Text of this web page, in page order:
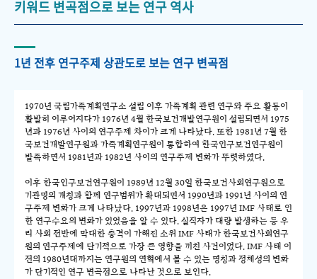
키워드 변곡점으로 보는 연구 역사
1년 전후 연구주제 상관도로 보는 연구 변곡점
1970년 국립가족계획연구소 설립 이후 가족계획 관련 연구와 주요 활동이
활발히 이루어지다가 1976년 4월 한국보건개발연구원이 설립되면서 1975
년과 1976년 사이의 연구주제 차이가 크게 나타났다. 또한 1981년 7월 한
국보건개발연구원과 가족계획연구원이 통합하여 한국인구보건연구원이
발족하면서 1981년과 1982년 사이의 연구주제 변화가 뚜렷하였다.
이후 한국인구보건연구원이 1989년 12월 30일 한국보건사회연구원으로
기관명의 개칭과 함께 연구범위가 확대되면서 1990년과 1991년 사이의 연
구주제 변화가 크게 나타났다. 1997년과 1998년은 1997년 IMF 사태로 인
한 연구수요의 변화가 있었음을 알 수 있다. 실직자가 대량 발생하는 등 우
리 사회 전반에 막대한 충격이 가해진 소위 IMF 사태가 한국보건사회연구
원의 연구주제에 단기적으로 가장 큰 영향을 끼친 사건이었다. IMF 사태 이
전의 1980년대까지는 연구원의 연혁에서 볼 수 있는 명칭과 정체성의 변화
가 단기적인 연구 변곡점으로 나타난 것으로 보인다.